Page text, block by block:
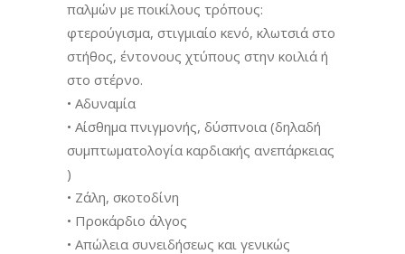
παλμών με ποικίλους τρόπους:
φτερούγισμα, στιγμιαίο κενό, κλωτσιά στο
στήθος, έντονους χτύπους στην κοιλιά ή
στο στέρνο.
• Αδυναμία
• Αίσθημα πνιγμονής, δύσπνοια (δηλαδή
συμπτωματολογία καρδιακής ανεπάρκειας
)
• Ζάλη, σκοτοδίνη
• Προκάρδιο άλγος
• Απώλεια συνειδήσεως και γενικώς